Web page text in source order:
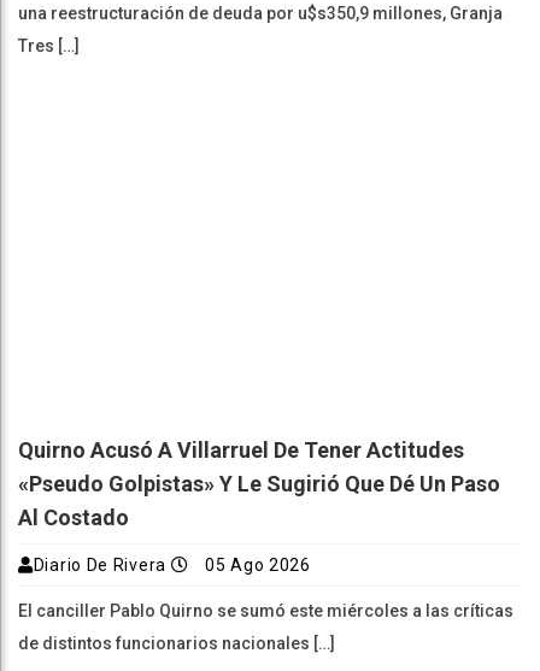
una reestructuración de deuda por u$s350,9 millones, Granja
Tres […]
Quirno Acusó A Villarruel De Tener Actitudes
«pseudo Golpistas» Y Le Sugirió Que Dé Un Paso
Al Costado
Diario De Rivera 05 Ago 2026
El canciller Pablo Quirno se sumó este miércoles a las críticas
de distintos funcionarios nacionales […]